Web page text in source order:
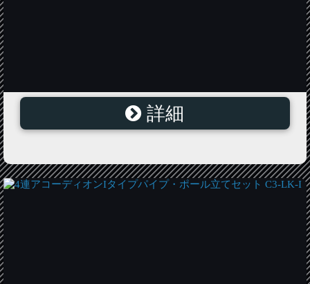
L型アコーディオンDタイプパイプ・ポール立てセット
詳細